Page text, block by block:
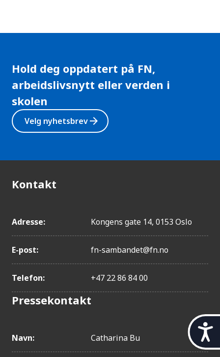
t
l
Hold deg oppdatert på FN,
arbeidslivsnytt eller verden i
skolen
Velg nyhetsbrevarrow_forward
Kontakt
Adresse: Kongens gate 14, 0153 Oslo
E-post: fn-sambandet@fn.no
Telefon: +47 22 86 84 00
Pressekontakt
Navn: Catharina Bu